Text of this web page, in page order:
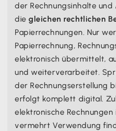
der Rechnungsinhalte
diegleichen rechtlichen
Papierrechnungen. Nur
Papierrechnung,
elektronisch übermittelt,
und weiterverarbeitet.
der Rechnungserstellung
erfolgt komplett digital.
elektronische
vermehrt Verwendung